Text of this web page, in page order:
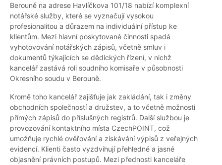
Berouně na adrese Havlíčkova 101/18 nabízí komplexní
notářské služby, které se vyznačují vysokou
profesionalitou a důrazem na individuální přístup ke
klientům. Mezi hlavní poskytované činnosti spadá
vyhotovování notářských zápisů, včetně smluv i
dokumentů týkajících se dědických řízení, v nichž
kancelář zastává roli soudního komisaře v působnosti
Okresního soudu v Berouně.
Kromě toho kancelář zajišťuje jak zakládání, tak i změny
obchodních společností a družstev, a to včetně možnosti
přímých zápisů do příslušných registrů. Další službou je
provozování kontaktního místa CzechPOINT, což
umožňuje rychlé ověřování a získávání výpisů z veřejných
evidencí. Klienti často vyzdvihují přehledné a jasné
objasnění právních postupů. Mezi přednosti kanceláře